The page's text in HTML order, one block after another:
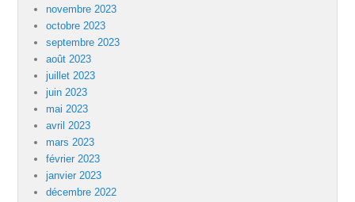
novembre 2023
octobre 2023
septembre 2023
août 2023
juillet 2023
juin 2023
mai 2023
avril 2023
mars 2023
février 2023
janvier 2023
décembre 2022